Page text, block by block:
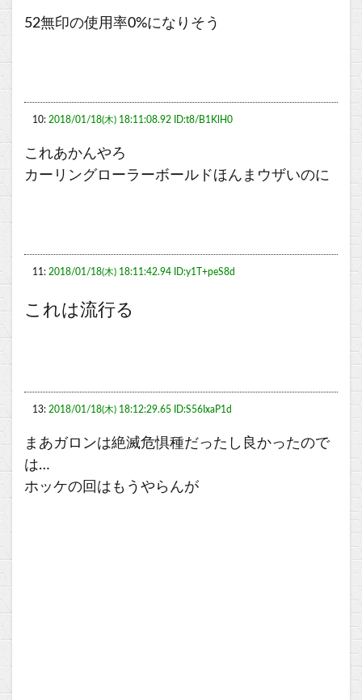
52無印の使用率0%になりそう
10: 2018/01/18(木) 18:11:08.92 ID:t8/B1KlH0
これあかんやろ
カーリングローラーボールドほんまウザいのに
11: 2018/01/18(木) 18:11:42.94 ID:y1T+peS8d
これは流行る
13: 2018/01/18(木) 18:12:29.65 ID:S56IxaP1d
まあガロンは絶滅危惧種だったし良かったので
は…
ホッケの回はもうやらんが